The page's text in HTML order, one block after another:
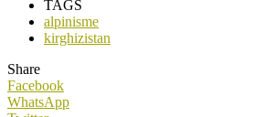
TAGS
alpinisme
kirghizistan
Share
Facebook
WhatsApp